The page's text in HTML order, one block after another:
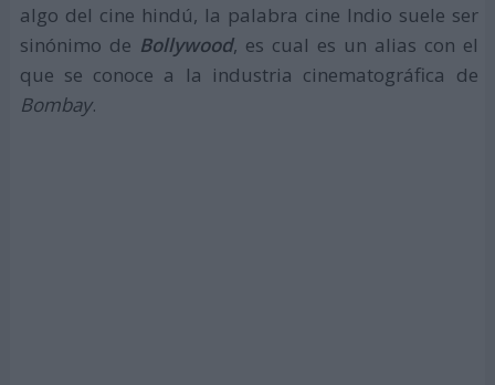
algo del cine hindú, la palabra cine Indio suele ser
sinónimo de Bollywood, es cual es un alias con el
que se conoce a la industria cinematográfica de
Bombay.